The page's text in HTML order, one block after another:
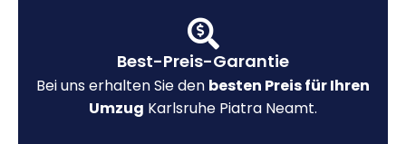
Best-Preis-Garantie
Bei uns erhalten Sie den besten Preis für Ihren
Umzug Karlsruhe Piatra Neamt.